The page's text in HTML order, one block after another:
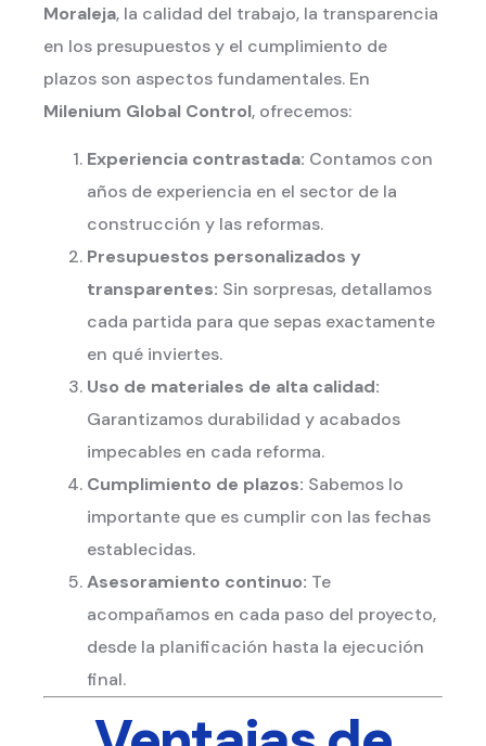
Moraleja, la calidad del trabajo, la transparencia
en los presupuestos y el cumplimiento de
plazos son aspectos fundamentales. En
Milenium Global Control, ofrecemos:
Experiencia contrastada: Contamos con
años de experiencia en el sector de la
construcción y las reformas.
Presupuestos personalizados y
transparentes: Sin sorpresas, detallamos
cada partida para que sepas exactamente
en qué inviertes.
Uso de materiales de alta calidad:
Garantizamos durabilidad y acabados
impecables en cada reforma.
Cumplimiento de plazos: Sabemos lo
importante que es cumplir con las fechas
establecidas.
Asesoramiento continuo: Te
acompañamos en cada paso del proyecto,
desde la planificación hasta la ejecución
final.